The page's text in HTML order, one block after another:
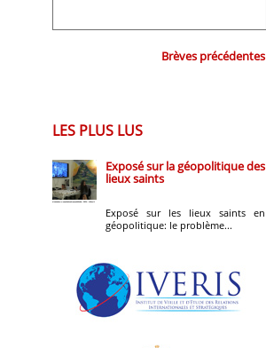
Brèves précédentes
LES PLUS LUS
Exposé sur la géopolitique des
lieux saints
Exposé sur les lieux saints en
géopolitique: le problème...